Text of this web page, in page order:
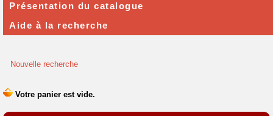
Nouvelle recherche
Présentation du catalogue
Aide à la recherche